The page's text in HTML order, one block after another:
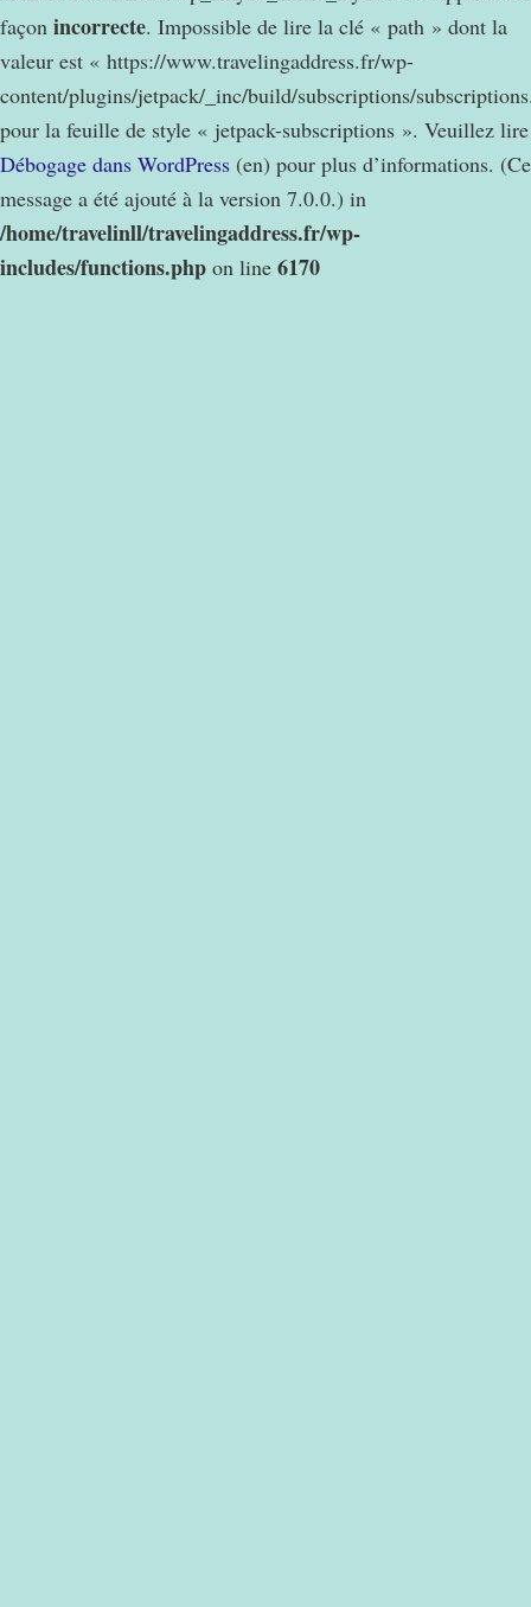
façon incorrecte. Impossible de lire la clé « path » dont la
valeur est « https://www.travelingaddress.fr/wp-
content/plugins/jetpack/_inc/build/subscriptions/
pour la feuille de style « jetpack-subscriptions ». Veuillez lire
Débogage dans WordPress (en) pour plus d’informations. (Ce
message a été ajouté à la version 7.0.0.) in
/home/travelinll/travelingaddress.fr/wp-
includes/functions.php on line 6170